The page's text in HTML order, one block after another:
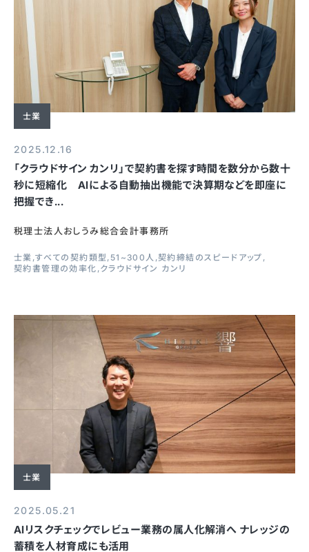
士業
2025.12.16
「クラウドサイン カンリ」で契約書を探す時間を数分から数十
秒に短縮化 AIによる自動抽出機能で決算期などを即座に
把握でき...
税理士法人おしうみ総合会計事務所
士業 すべての契約類型 51~300人 契約締結のスピードアップ
契約書管理の効率化 クラウドサイン カンリ
士業
2025.05.21
AIリスクチェックでレビュー業務の属人化解消へ ナレッジの
蓄積を人材育成にも活用